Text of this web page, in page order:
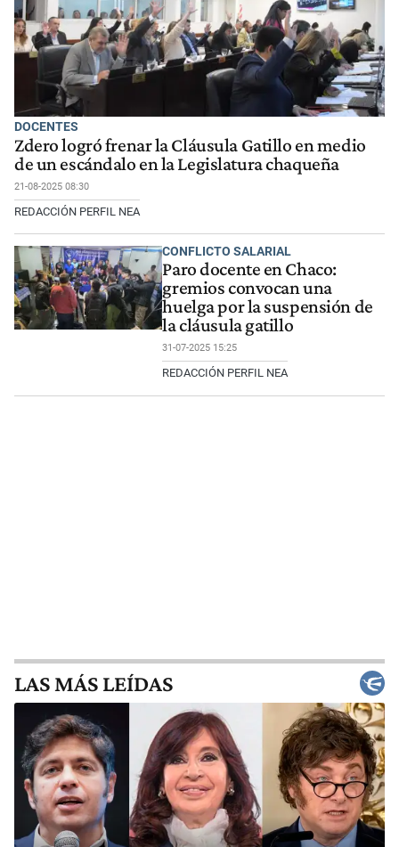
DOCENTES
Zdero logró frenar la Cláusula Gatillo en medio
de un escándalo en la Legislatura chaqueña
21-08-2025 08:30
REDACCIÓN PERFIL NEA
CONFLICTO SALARIAL
Paro docente en Chaco:
gremios convocan una
huelga por la suspensión de
la cláusula gatillo
31-07-2025 15:25
REDACCIÓN PERFIL NEA
LAS MÁS LEÍDAS